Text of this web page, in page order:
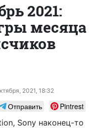
2021:
месяца
2021, 18:32
Отправить
Pintrest
Sony наконец-то